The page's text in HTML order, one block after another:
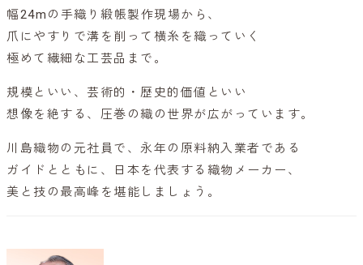
幅24mの手織り緞帳製作現場から、
爪にやすりで溝を削って横糸を織っていく
極めて繊細な工芸品まで。
規模といい、芸術的・歴史的価値といい
想像を絶する、圧巻の織の世界が広がっています。
川島織物の元社員で、永年の原料納入業者である
ガイドとともに、日本を代表する織物メーカー、
美と技の最高峰を堪能しましょう。